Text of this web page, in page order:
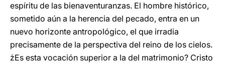
espíritu de las bienaventuranzas. El hombre histórico,
sometido aún a la herencia del pecado, entra en un
nuevo horizonte antropológico, el que irradia
precisamente de la perspectiva del reino de los cielos.
żEs esta vocación superior a la del matrimonio? Cristo